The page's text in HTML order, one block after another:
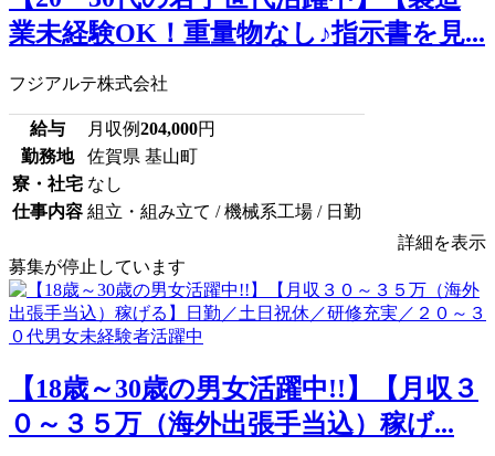
業未経験OK！重量物なし♪指示書を見...
フジアルテ株式会社
給与 月収例204,000円
勤務地
佐賀県 基山町
寮・社宅 なし
仕事内容 組立・組み立て / 機械系工場 / 日勤
詳細を表示
募集が停止しています
【18歳～30歳の男女活躍中!!】【月収３
０～３５万（海外出張手当込）稼げ...